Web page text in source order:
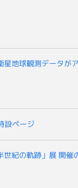
地球観測データが
設ページ
紀の軌跡」展 開